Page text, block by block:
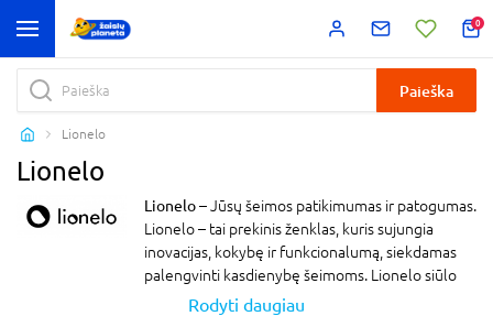
0
Paieška
Lionelo
Lionelo
Lionelo– Jūsų šeimos patikimumas ir patogumas.
Lionelo – tai prekinis ženklas, kuris sujungia
inovacijas, kokybę ir funkcionalumą, siekdamas
palengvinti kasdienybę šeimoms. Lionelo siūlo
platų gaminių asortimentą: nuo vežimėlių ir
Rodyti daugiau